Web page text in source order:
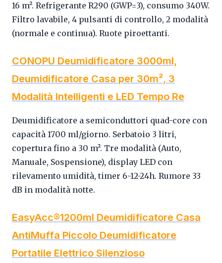
16 m². Refrigerante R290 (GWP=3), consumo 340W.
Filtro lavabile, 4 pulsanti di controllo, 2 modalità
(normale e continua). Ruote piroettanti.
CONOPU Deumidificatore 3000ml,
Deumidificatore Casa per 30m², 3
Modalità Intelligenti e LED Tempo Re
Deumidificatore a semiconduttori quad-core con
capacità 1700 ml/giorno. Serbatoio 3 litri,
copertura fino a 30 m². Tre modalità (Auto,
Manuale, Sospensione), display LED con
rilevamento umidità, timer 6-12-24h. Rumore 33
dB in modalità notte.
EasyAcc®1200ml Deumidificatore Casa
AntiMuffa Piccolo Deumidificatore
Portatile Elettrico Silenzioso